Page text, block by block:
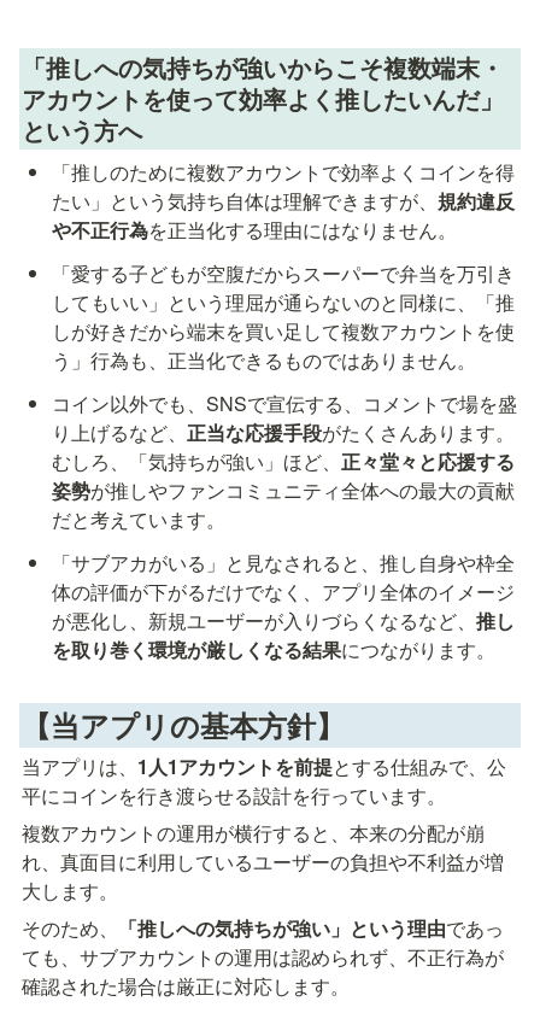
「推しへの気持ちが強いからこそ複数端末・
アカウントを使って効率よく推したいんだ」
という方へ
「推しのために複数アカウントで効率よくコインを得
たい」という気持ち自体は理解できますが、 規約違反
や不正行為を正当化する理由にはなりません。
「愛する子どもが空腹だからスーパーで弁当を万引き
してもいい」という理屈が通らないのと同様に、「推
しが好きだから端末を買い足して複数アカウントを使
う」行為も、正当化できるものではありません。
コイン以外でも、SNSで宣伝する、コメントで場を盛
り上げるなど、正当な応援手段がたくさんあります。
むしろ、「気持ちが強い」ほど、正々堂々と応援する
姿勢が推しやファンコミュニティ全体への最大の貢献
だと考えています。
「サブアカがいる」と見なされると、推し自身や枠全
体の評価が下がるだけでなく、アプリ全体のイメージ
が悪化し、新規ユーザーが入りづらくなるなど、推し
を取り巻く環境が厳しくなる結果につながります。
【当アプリの基本方針】
当アプリは、 1人1アカウントを前提とする仕組みで、公
平にコインを行き渡らせる設計を行っています。
複数アカウントの運用が横行すると、本来の分配が崩
れ、真面目に利用しているユーザーの負担や不利益が増
大します。
そのため、
「推しへの気持ちが強い」という理由であっ
ても、サブアカウントの運用は認められず、不正行為が
確認された場合は厳正に対応します。